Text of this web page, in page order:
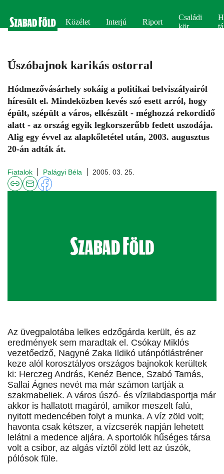
Közélet Interjú Riport
Családi
kör
Úszóbajnok karikás ostorral
Hódmezővásárhely sokáig a politikai belviszályairól
híresült el. Mindeközben kevés szó esett arról, hogy
épült, szépült a város, elkészült - méghozzá rekordidő
alatt - az ország egyik legkorszerűbb fedett uszodája.
Alig egy évvel az alapkőletétel után, 2003. augusztus
20-án adták át.
Fiatalok Palágyi Béla 2005. 03. 25.
Az üvegpalotába lelkes edzőgárda került, és az
eredmények sem maradtak el. Csókay Miklós
vezetőedző, Nagyné Zaka Ildikó utánpótlástréner
keze alól korosztályos országos bajnokok kerültek
ki: Herczeg András, Kenéz Bence, Szabó Tamás,
Sallai Ágnes nevét ma már számon tartják a
szakmabeliek. A város úszó- és vízilabdasportja már
akkor is hallatott magáról, amikor meszelt falú,
nyitott medencében folyt a munka. A víz zöld volt;
havonta csak kétszer, a vízcserék napján lehetett
lelátni a medence aljára. A sportolók hűséges társa
volt a csibor, az algás víztől zöld lett az úszók,
pólósok füle.